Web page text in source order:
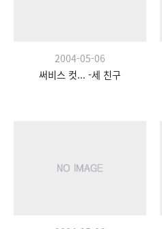
2004-05-06
써비스 컷... -세 친구